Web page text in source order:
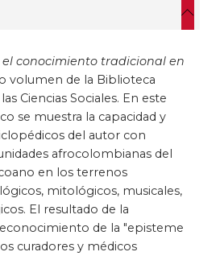
conocimiento tradicional en
volumen de la Biblioteca
Ciencias Sociales. En este
se muestra la capacidad y
del autor con
afrocolombianas del
en los terrenos
mitológicos, musicales,
El resultado de la
de la "episteme
curadores y médicos